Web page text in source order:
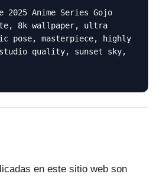
2025 Anime Series Gojo
8k wallpaper, ultra
pose, masterpiece, highly
quality, sunset sky,
en este sitio web son